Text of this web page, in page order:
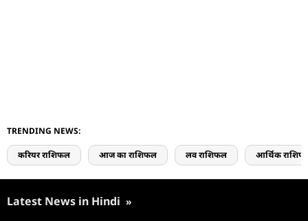
TRENDING NEWS:
करियर राशिफल आज का राशिफल लव राशिफल आर्थिक
Latest News in Hindi »